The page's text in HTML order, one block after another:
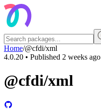
Home/@cfdi/xml
4.0.20 • Published 2 weeks ago
@cfdi/xml